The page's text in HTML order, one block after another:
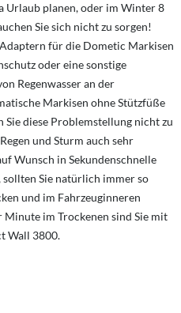
Urlaub planen, oder im Winter 8
Sie sich nicht zu sorgen!
für die Dometic Markisen
oder eine sonstige
Regenwasser an der
Markisen ohne Stützfüße
diese Problemstellung nicht zu
und Sturm auch sehr
Wunsch in Sekundenschnelle
Sie natürlich immer so
und im Fahrzeuginneren
Minute im Trockenen sind Sie mit
Wall 3800.